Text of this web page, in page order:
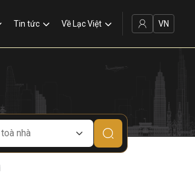
Tin tức Về Lạc Việt VN